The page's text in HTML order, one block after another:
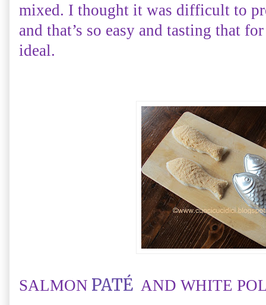
mixed. I thought it was difficult to
and that’s so easy and tasting that
ideal.
SALMON PATÉ AND WHITE